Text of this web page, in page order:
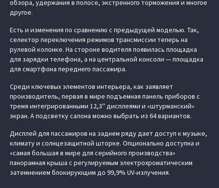
обзора, удержания в полосе, экстренного торможения и многое
другое.
Есть и изменения по сравнению с предыдущей моделью. Так,
селектор переключения режимов трансмиссии теперь на
рулевой колонке. На стороне водителя появилась площадка
для зарядки телефона, а на центральной консоли — площадка
для смартфона переднего пассажира.
Среди ключевых элементов интерьера, как заявляет
производитель, первая в мире подъемная панель приборов с
тремя интегрированными 12,3'' дисплеями и «штурманский»
экран. А подсветку салона можно выбрать из 64 вариантов.
Дисплей для пассажиров на заднем ряду дает доступ к музыке,
климату и солнцезащитной шторке. Опционально доступна и
«самая большая в мире для серийного производства»
панорамная крыша с регулируемым электрохроматическим
затемнением блокирующим до 99,9% UV-излучения.